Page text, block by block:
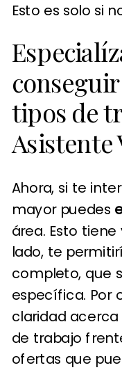
Esto es solo si
tipos de
Asistente
Ahora, si te
mayor puedes
área. Esto
lado, te
completo, que
específica. Por
claridad
de trabajo
ofertas que